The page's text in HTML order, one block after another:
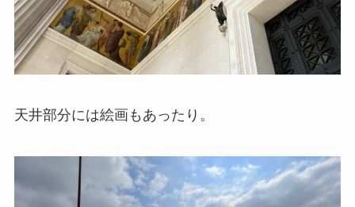
天井部分には絵画もあったり。